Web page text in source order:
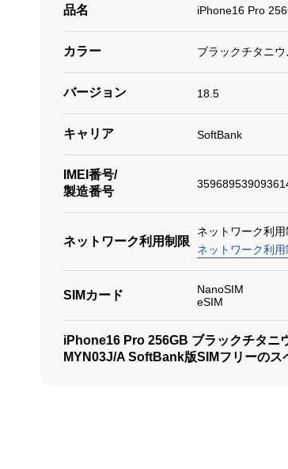
品名 iPhone16 Pro
カラー ブラックチタニウ
バージョン 18.5
キャリア SoftBank
IMEI番号/
製造番号
ネットワーク利用制限
ネットワーク利
ネットワーク利
SIMカード
NanoSIM
eSIM
iPhone16 Pro 256GB ブラックチタニ
MYN03J/A SoftBank版SIMフリーのス